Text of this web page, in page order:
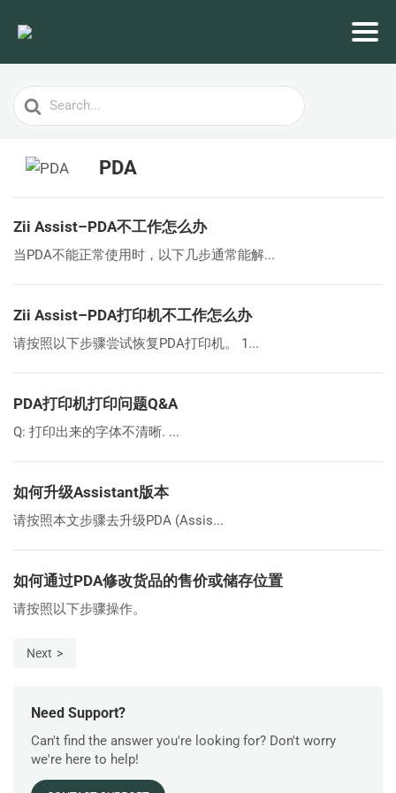
Search
For
PDA
Zii Assist–PDA不工作怎么办
当PDA不能正常使用时，以下几步通常能解...
Zii Assist–PDA打印机不工作怎么办
请按照以下步骤尝试恢复PDA打印机。 1...
PDA打印机打印问题Q&A
Q: 打印出来的字体不清晰. ...
如何升级Assistant版本
请按照本文步骤去升级PDA (Assis...
如何通过PDA修改货品的售价或储存位置
请按照以下步骤操作。
Next
Need Support?
Can't find the answer you're looking for? Don't worry
we're here to help!